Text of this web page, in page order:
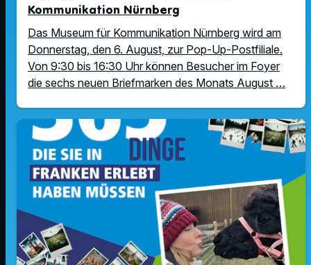
Kommunikation Nürnberg
Das Museum für Kommunikation Nürnberg wird am
Donnerstag, den 6. August, zur Pop-Up-Postfiliale.
Von 9:30 bis 16:30 Uhr können Besucher im Foyer
die sechs neuen Briefmarken des Monats August …